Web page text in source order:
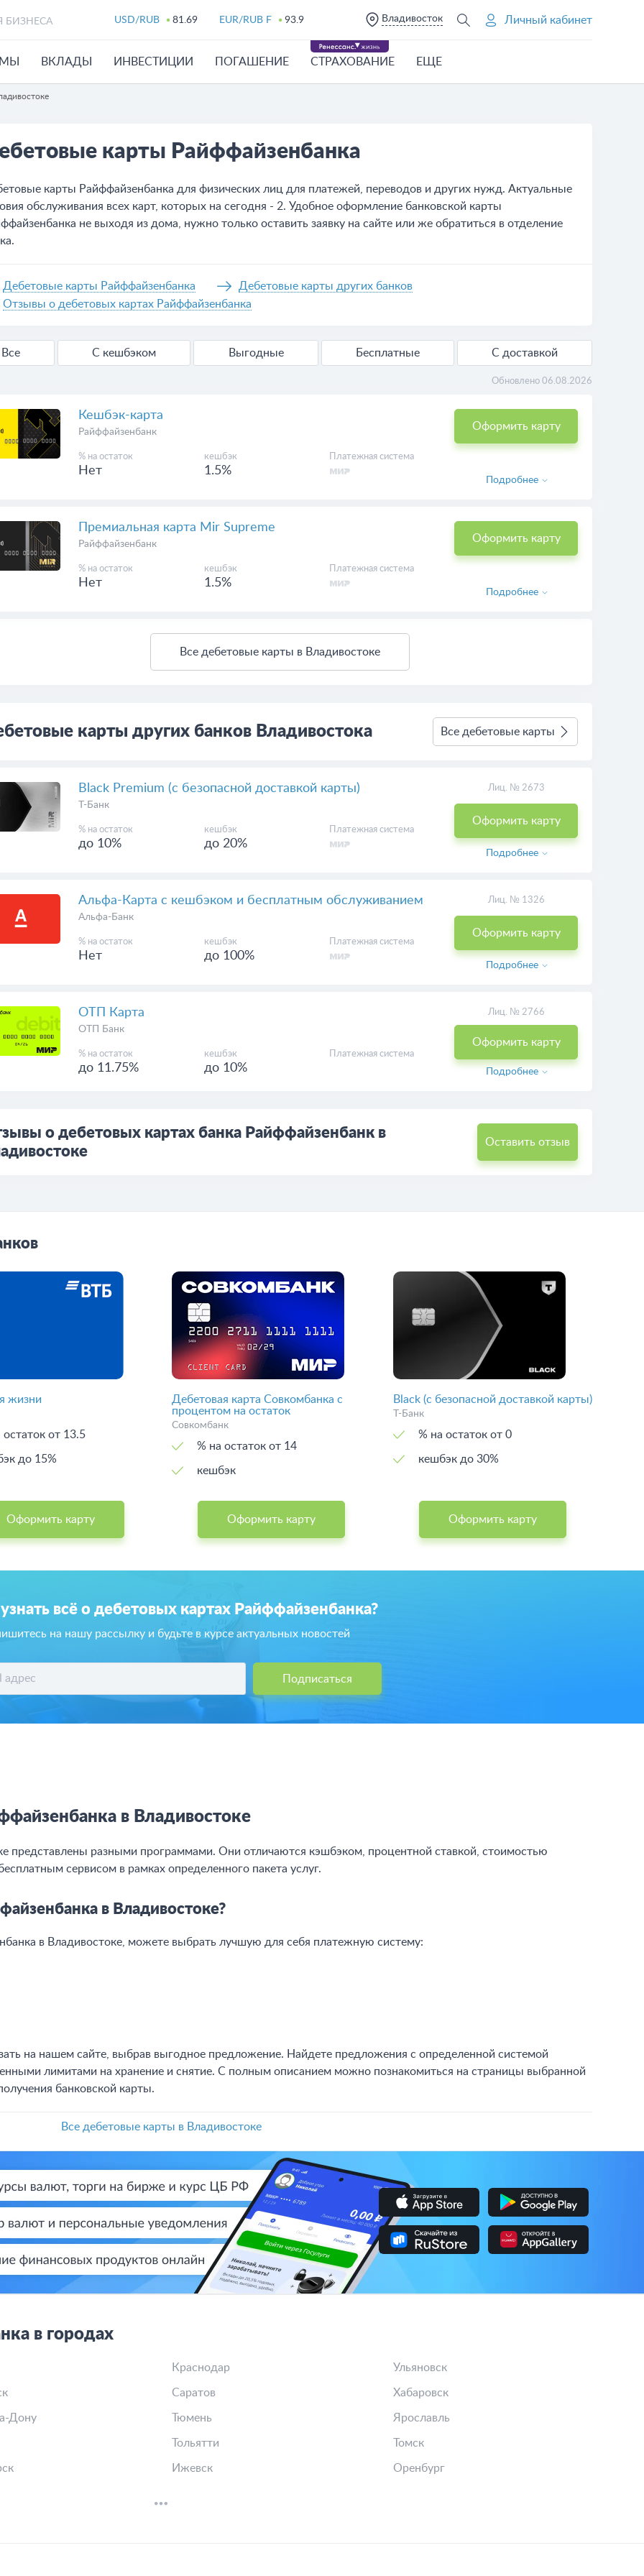
БИЗНЕСА USD/RUB 81.69 EUR/RUB F 93.9 Владивосток Личный кабинет
ВКЛАДЫ ИНВЕСТИЦИИ ПОГАШЕНИЕ СТРАХОВАНИЕ ЕЩЕ
карты Райффайзенбанка
карты Райффайзенбанка для физических лиц для платежей, переводов и других нужд. Актуальные
обслуживания всех карт, которых на сегодня - 2. Удобное оформление банковской карты
не выходя из дома, нужно только оставить заявку на сайте или же обратиться в отделение
Дебетовые карты Райффайзенбанка
Дебетовые карты других банков
Отзывы о дебетовых картах Райффайзенбанка
Все С кешбэком Выгодные Бесплатные С доставкой
Обновлено 06.08.2026
Кешбэк-карта
Райффайзенбанк
% на остаток
Нет
кешбэк
1.5%
Платежная система
Оформить карту
Подробнее
Премиальная карта Mir Supreme
Райффайзенбанк
% на остаток
Нет
кешбэк
1.5%
Платежная система
Оформить карту
Подробнее
Все дебетовые карты в Владивостоке
карты других банков Владивостока Все дебетовые карты
Black Premium (с безопасной доставкой карты)
Т-Банк
% на остаток
до 10%
кешбэк
до 20%
Платежная система
Лиц. № 2673
Оформить карту
Подробнее
Альфа-Карта с кешбэком и бесплатным обслуживанием
Альфа-Банк
% на остаток
Нет
кешбэк
до 100%
Платежная система
Лиц. № 1326
Оформить карту
Подробнее
ОТП Карта
ОТП Банк
% на остаток
до 11.75%
кешбэк
до 10%
Платежная система
Лиц. № 2766
Оформить карту
Подробнее
о дебетовых картах банка Райффайзенбанк в
Оставить отзыв
жизни
остаток от 13.5
до 15%
Оформить карту
Дебетовая карта Совкомбанка с
процентом на остаток
Совкомбанк
% на остаток от 14
кешбэк
Оформить карту
Black (с безопасной доставкой карты)
Т-Банк
% на остаток от 0
кешбэк до 30%
Оформить карту
всё о дебетовых картах Райффайзенбанка?
на нашу рассылку и будьте в курсе актуальных новостей
Подписаться
в Владивостоке
представлены разными программами. Они отличаются кэшбэком, процентной ставкой, стоимостью
сервисом в рамках определенного пакета услуг.
в Владивостоке?
в Владивостоке, можете выбрать лучшую для себя платежную систему:
на нашем сайте, выбрав выгодное предложение. Найдете предложения с определенной системой
лимитами на хранение и снятие. С полным описанием можно познакомиться на страницы выбранной
банковской карты.
Все дебетовые карты в Владивостоке
в городах
Дону
Краснодар
Саратов
Тюмень
Тольятти
Ижевск
Ульяновск
Хабаровск
Ярославль
Томск
Оренбург